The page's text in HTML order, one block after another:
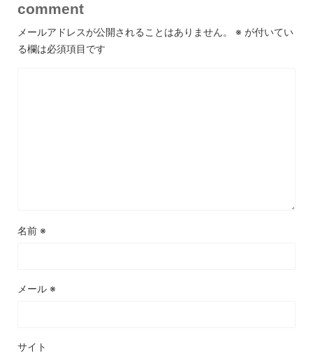
comment
メールアドレスが公開されることはありません。 ※ が付いてい
る欄は必須項目です
名前 ※
メール ※
サイト